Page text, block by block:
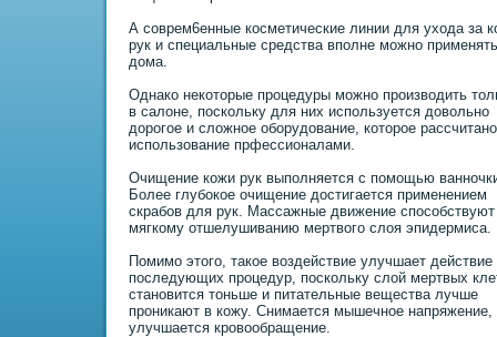
А соврем6енные косметические линии для ухода за
рук и специальные средства вполне можно
дома.
Однако некоторые процедуры можно производить
в салоне, поскольку для них используется довольно
дорогое и сложное оборудование, которое
использование прфессионалами.
Очищение кожи рук выполняется с помощью
Более глубокое очищение достигается пpименением
скpaбов для рук. Массажные движение способствуют
мягкому отшелушиванию мертвого слоя эпидермиса.
Помимо этого, такое воздействие улучшает действие
последующих процедур, поскольку слой мертвых
становится тоньше и питательные вещества лучше
проникают в кожу. Снимается мышечное напряжение,
улучшается кровообpaщение.